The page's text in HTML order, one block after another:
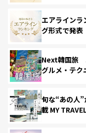
エアライン
グ形式で発表
Next韓国旅
グルメ・テク
旬な“あの人
載 MY